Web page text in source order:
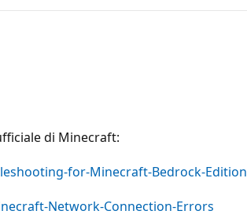
di Minecraft:
for-Minecraft-Bedrock-Edition
Network-Connection-Errors